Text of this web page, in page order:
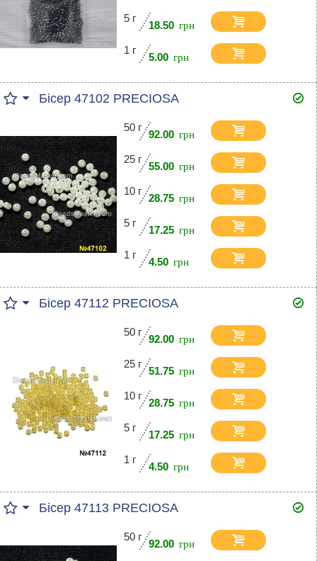
5 г
18.50
1 г
5.00
Бісер 47102 PRECIOSA
50 г
92.00
25 г
55.00
10 г
28.75
5 г
17.25
1 г
4.50
Бісер 47112 PRECIOSA
50 г
92.00
25 г
51.75
10 г
28.75
5 г
17.25
1 г
4.50
Бісер 47113 PRECIOSA
50 г
92.00